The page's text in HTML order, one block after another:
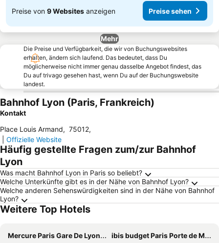
Preise von 9 Websites anzeigen Preise sehen
Mehr
Die Preise und Verfügbarkeit, die wir von Buchungswebsites
erhalten, ändern sich laufend. Das bedeutet, dass Du
möglicherweise nicht immer genau dasselbe Angebot findest, das
Du auf trivago gesehen hast, wenn Du auf der Buchungswebsite
landest.
Bahnhof Lyon (Paris, Frankreich)
Kontakt
Place Louis Armand, 75012,
Offizielle Website
Häufig gestellte Fragen zum/zur Bahnhof
Lyon
Was macht Bahnhof Lyon in Paris so beliebt?
Welche Unterkünfte gibt es in der Nähe von Bahnhof Lyon?
Welche anderen Sehenswürdigkeiten sind in der Nähe von Bahnhof
Lyon?
Weitere Top Hotels
Mercure Paris Gare De Lyon TGV
ibis budget Paris Porte de Montmartre